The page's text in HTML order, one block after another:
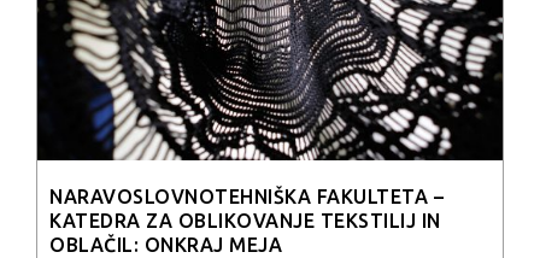
NARAVOSLOVNOTEHNIŠKA FAKULTETA –
KATEDRA ZA OBLIKOVANJE TEKSTILIJ IN
OBLAČIL: ONKRAJ MEJA